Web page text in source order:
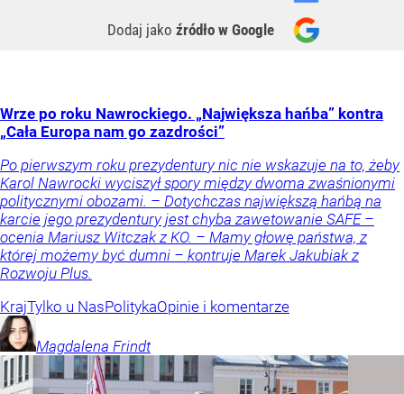
Dodaj jako źródło w Google
Wrze po roku Nawrockiego. „Największa hańba” kontra
„Cała Europa nam go zazdrości”
Po pierwszym roku prezydentury nic nie wskazuje na to, żeby
Karol Nawrocki wyciszył spory między dwoma zwaśnionymi
politycznymi obozami. – Dotychczas największą hańbą na
karcie jego prezydentury jest chyba zawetowanie SAFE –
ocenia Mariusz Witczak z KO. – Mamy głowę państwa, z
której możemy być dumni – kontruje Marek Jakubiak z
Rozwoju Plus.
KrajTylko u NasPolitykaOpinie i komentarze
Magdalena Frindt